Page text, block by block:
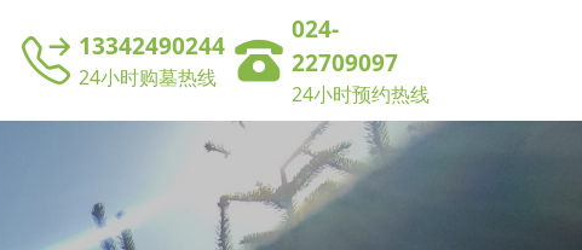
13342490244
24小时购墓热线
024-
22709097
24小时预约热线